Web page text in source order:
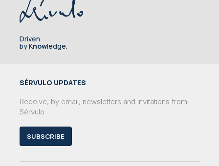
Driven
by Knowledge.
SÉRVULO UPDATES
Receive, by email, newsletters and invitations from
Sérvulo
SUBSCRIBE